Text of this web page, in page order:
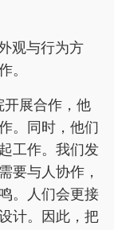
观与行为方
。
开展合作，他
。同时，他们
工作。我们发
要与人协作，
。人们会更接
计。因此，把